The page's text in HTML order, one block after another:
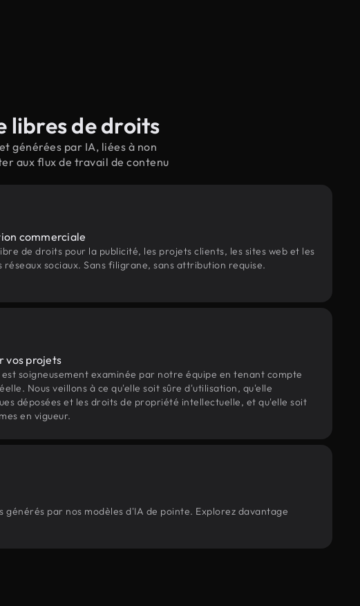
libres de droits
générées par IA, liées à non
aux flux de travail de contenu
commerciale
de droits pour la publicité, les projets clients, les sites web et les
réseaux sociaux. Sans filigrane, sans attribution requise.
vos projets
soigneusement examinée par notre équipe en tenant compte
Nous veillons à ce qu'elle soit sûre d'utilisation, qu'elle
déposées et les droits de propriété intellectuelle, et qu'elle soit
en vigueur.
par nos modèles d'IA de pointe. Explorez davantage